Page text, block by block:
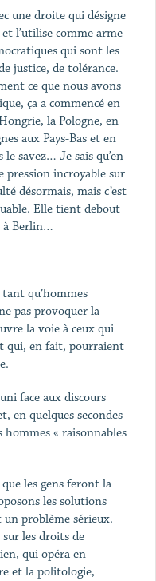
une droite qui désigne
l’utilise comme arme
qui sont les
justice, de tolérance.
ce que nous avons
ça a commencé en
la Pologne, en
aux Pays-Bas et en
savez… Je sais qu’en
pression incroyable sur
désormais, mais c’est
Elle tient debout
à Berlin…
qu’hommes
pas provoquer la
la voie à ceux qui
qui, en fait, pourraient
face aux discours
en quelques secondes
« raisonnables
les gens feront la
les solutions
un problème sérieux.
sur les droits de
qui opéra en
et la politologie,